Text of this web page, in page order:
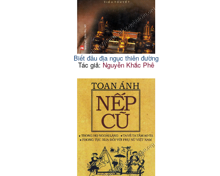
Biết đâu địa ngục thiên đường
Tác giả: Nguyễn Khắc Phê